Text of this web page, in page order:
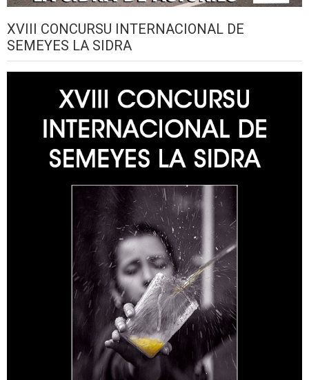
XVIII CONCURSU INTERNACIONAL DE
SEMEYES LA SIDRA